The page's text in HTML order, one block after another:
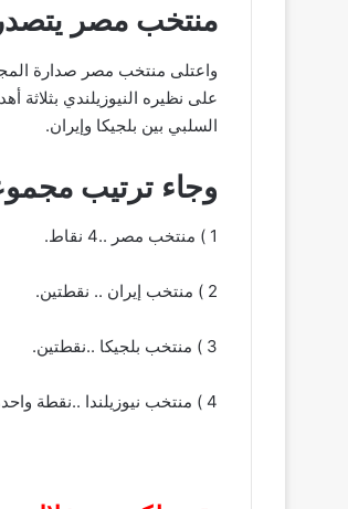
منتخب مصر
على نظيره النيوزيلندي بثلاثة
السلبي بين بلجيكا وإيران.
وجاء ترتيب
1 ) منتخب مصر ..4 نقاط.
2 ) منتخب إيران .. نقطتين.
3 ) منتخب بلجيكا ..نقطتين.
4 ) منتخب نيوزيلندا ..نقطة واحدة.